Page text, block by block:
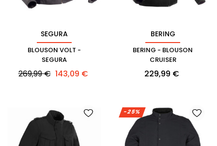
SEGURA
BLOUSON VOLT -
SEGURA
Prix
269,99 € Prix
143,09 €
BERING
BERING - BLOUSON
CRUISER
Prix
229,99 €
-25%